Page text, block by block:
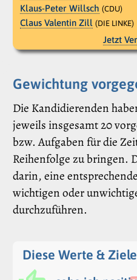
Klaus-Peter Willsch (CDU)
Claus Valentin Zill (DIE LINKE)
Jetzt
Gewichtung
Die Kandidierenden
jeweils insgesamt 20
bzw. Aufgaben für die
Reihenfolge zu bringen.
darin, eine
wichtigen oder
durchzuführen.
Diese Werte &